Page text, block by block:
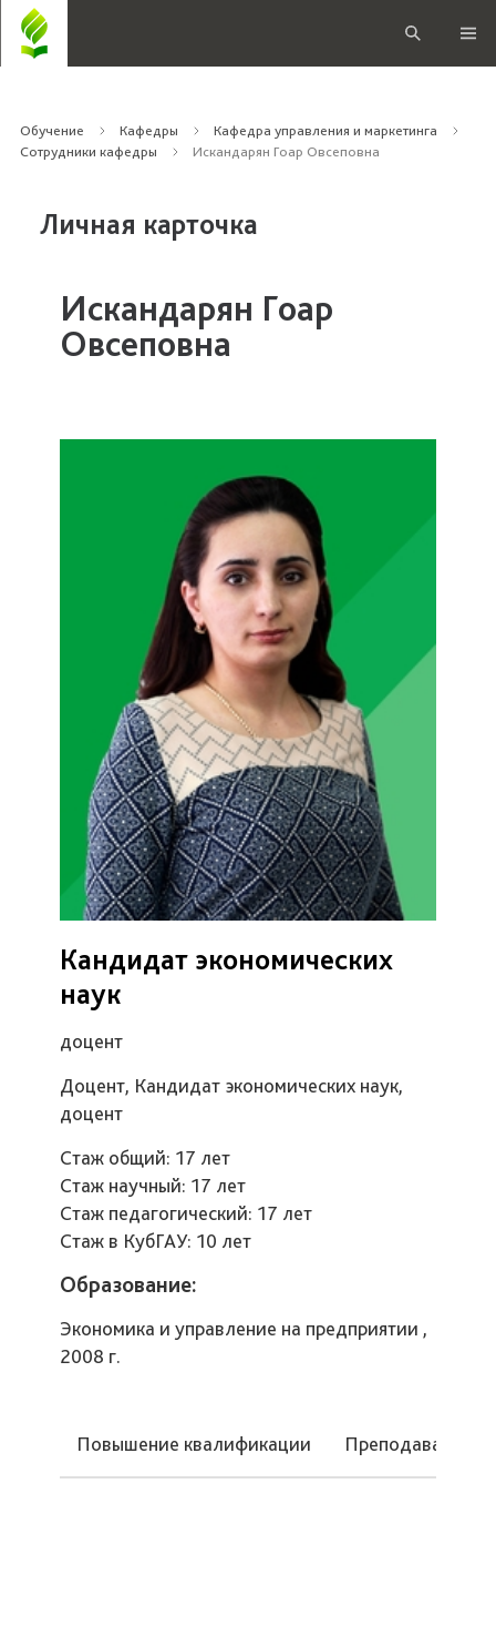
Обучение Кафедры
Кафедра управления и маркетинга
Сотрудники кафедры
Искандарян Гоар Овсеповна
Личная карточка
Искандарян Гоар
Овсеповна
Кандидат экономических
наук
доцент
Доцент, Кандидат экономических наук,
доцент
Стаж общий: 17 лет
Стаж научный: 17 лет
Стаж педагогический: 17 лет
Стаж в КубГАУ: 10 лет
Образование:
Экономика и управление на предприятии ,
2008 г.
Повышение квалификации Преподаваемые